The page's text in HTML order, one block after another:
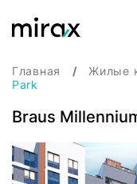
Главная Жилые
Park
Braus